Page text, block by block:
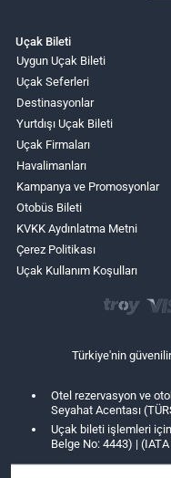
Uçak Bileti
Uygun Uçak Bileti
Uçak Seferleri
Destinasyonlar
Yurtdışı Uçak Bileti
Uçak Firmaları
Havalimanları
Kampanya ve Promosyonlar
Otobüs Bileti
KVKK Aydınlatma Metni
Çerez Politikası
Uçak Kullanım Koşulları
Türkiye'nin
Otel rezervasyon ve
Seyahat Acentası
Uçak bileti işlemleri
Belge No: 4443) |